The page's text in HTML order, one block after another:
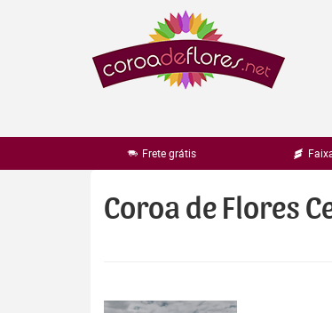
Frete grátis
Coroa de Flores